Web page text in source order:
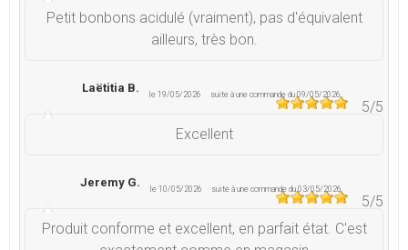
Petit bonbons acidulé (vraiment), pas d'équivalent
ailleurs, très bon.
Laëtitia B. le 19/05/2026 suite à une commande du 09/05/2026
5/5
Excellent
Jeremy G. le 10/05/2026 suite à une commande du 03/05/2026
5/5
Produit conforme et excellent, en parfait état. C'est